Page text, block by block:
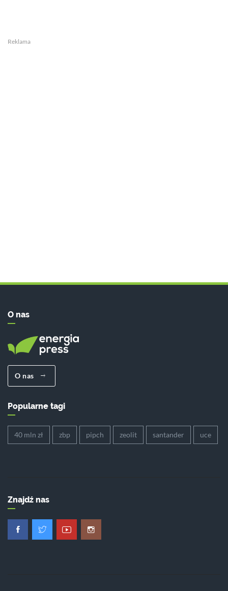
Reklama
O nas
O nas
Popularne tagi
40 mln zł zbp pipch zeolit santander uce
Znajdź nas